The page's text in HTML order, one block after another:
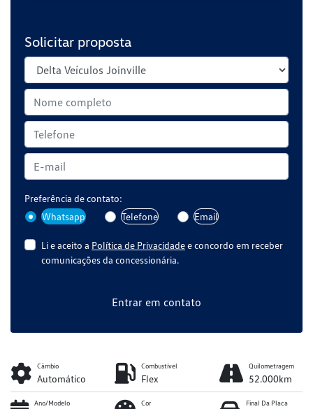
Solicitar proposta
Preferência de contato:
Whatsapp
Telefone Email
Li e aceito a Política de Privacidadee concordo em receber
comunicações da concessionária.
Entrar em contato
Câmbio
Automático
Combustível
Flex
Quilometragem
52.000km
Ano/Modelo Cor Final Da Placa